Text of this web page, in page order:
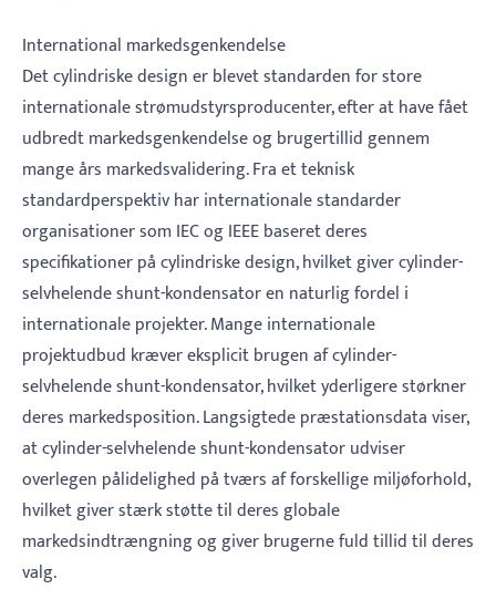
International markedsgenkendelse
Det cylindriske design er blevet standarden for store
internationale strømudstyrsproducenter, efter at have fået
udbredt markedsgenkendelse og brugertillid gennem
mange års markedsvalidering. Fra et teknisk
standardperspektiv har internationale standarder
organisationer som IEC og IEEE baseret deres
specifikationer på cylindriske design, hvilket giver cylinder-
selvhelende shunt-kondensator en naturlig fordel i
internationale projekter. Mange internationale
projektudbud kræver eksplicit brugen af ​​cylinder-
selvhelende shunt-kondensator, hvilket yderligere størkner
deres markedsposition. Langsigtede præstationsdata viser,
at cylinder-selvhelende shunt-kondensator udviser
overlegen pålidelighed på tværs af forskellige miljøforhold,
hvilket giver stærk støtte til deres globale
markedsindtrængning og giver brugerne fuld tillid til deres
valg.